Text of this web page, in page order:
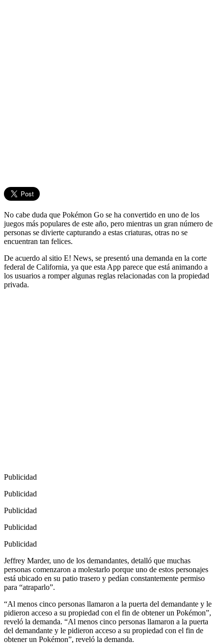
No cabe duda que Pokémon Go se ha convertido en uno de los
juegos más populares de este año, pero mientras un gran número de
personas se divierte capturando a estas criaturas, otras no se
encuentran tan felices.
De acuerdo al sitio E! News, se presentó una demanda en la corte
federal de California, ya que esta App parece que está animando a
los usuarios a romper algunas reglas relacionadas con la propiedad
privada.
Publicidad
Publicidad
Publicidad
Publicidad
Publicidad
Jeffrey Marder, uno de los demandantes, detalló que muchas
personas comenzaron a molestarlo porque uno de estos personajes
está ubicado en su patio trasero y pedían constantemente permiso
para “atraparlo”.
“Al menos cinco personas llamaron a la puerta del demandante y le
pidieron acceso a su propiedad con el fin de obtener un Pokémon”,
reveló la demanda. “Al menos cinco personas llamaron a la puerta
del demandante y le pidieron acceso a su propiedad con el fin de
obtener un Pokémon”, reveló la demanda.